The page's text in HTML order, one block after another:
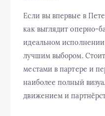
Если вы впервые в
как выглядит оперно-
идеальном
лучшим выбором. Стоит
местами в партере и
наиболее полный
движением и